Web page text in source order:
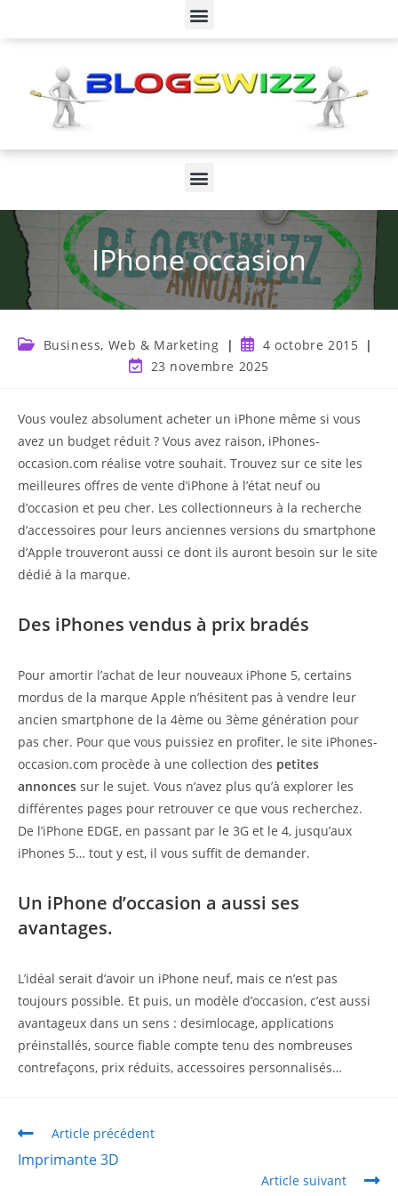
IPhone occasion
Business, Web & Marketing
4 octobre 2015
23 novembre 2025
Vous voulez absolument acheter un iPhone même si vous
avez un budget réduit ? Vous avez raison, iPhones-
occasion.com réalise votre souhait. Trouvez sur ce site les
meilleures offres de vente d’iPhone à l’état neuf ou
d’occasion et peu cher. Les collectionneurs à la recherche
d’accessoires pour leurs anciennes versions du smartphone
d’Apple trouveront aussi ce dont ils auront besoin sur le site
dédié à la marque.
Des iPhones vendus à prix bradés
Pour amortir l’achat de leur nouveaux iPhone 5, certains
mordus de la marque Apple n’hésitent pas à vendre leur
ancien smartphone de la 4ème ou 3ème génération pour
pas cher. Pour que vous puissiez en profiter, le site iPhones-
occasion.com procède à une collection des petites
annonces sur le sujet. Vous n’avez plus qu’à explorer les
différentes pages pour retrouver ce que vous recherchez.
De l’iPhone EDGE, en passant par le 3G et le 4, jusqu’aux
iPhones 5… tout y est, il vous suffit de demander.
Un iPhone d’occasion a aussi ses
avantages.
L’idéal serait d’avoir un iPhone neuf, mais ce n’est pas
toujours possible. Et puis, un modèle d’occasion, c’est aussi
avantageux dans un sens : desimlocage, applications
préinstallés, source fiable compte tenu des nombreuses
contrefaçons, prix réduits, accessoires personnalisés…
Article précédent
Imprimante 3D
Article suivant